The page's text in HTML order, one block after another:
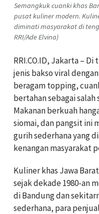
Semangkuk cuanki khas
pusat kuliner modern.
diminati masyarakat di
RRI/Ade Elvina)
RRI.CO.ID, Jakarta –
jenis bakso viral
beragam topping,
bertahan sebagai
Makanan berkuah
siomai, dan pangsit ini
gurih sederhana yang
kenangan masyarakat
Kuliner khas Jawa
sejak dekade 1980-an
di Bandung dan
sederhana, para